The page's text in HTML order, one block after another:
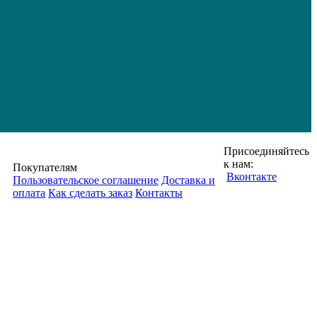
Покупателям
Пользовательское соглашение Доставка и
оплата Как сделать заказ Контакты
Присоединяйтесь
к нам:
Вконтакте